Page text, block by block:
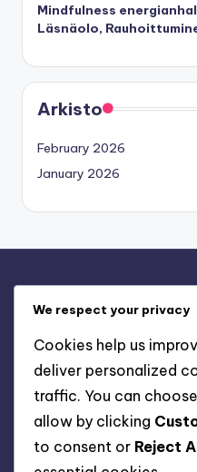
Mindfulness
Läsnäolo,
Arkisto
February 2026
January 2026
Evästeet ja seuranta
Ota yhteyttä
Meidän tarinamme
Tietosuojakäytäntö
We respect your privacy
Cookies help us
deliver personalized
traffic. You can
allow by clicking
to consent or Reject All